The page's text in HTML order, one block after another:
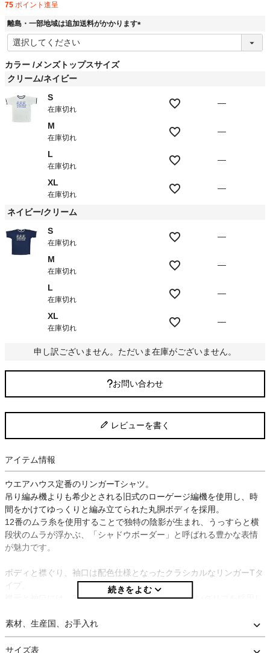
75 ポイント進呈
離島・一部地域は追加送料がかかります
(
カラー
メンズトップスサイズ
クリーム/ネイビー
S
在庫切れ
—
M
在庫切れ
—
L
在庫切れ
—
XL
在庫切れ
—
ネイビー/クリーム
S
在庫切れ
—
M
在庫切れ
—
L
在庫切れ
—
XL
在庫切れ
—
申し訳ございません。ただいま在庫がございません。
お問い合わせ
レビューを書く
アイテム情報
ウエアハウス定番のリンガーTシャツ。
吊り編み機よりも希少とされる旧式のローゲージ編機を使用し、時
間をかけてゆっくりと編み立てられた丸胴ボディを採用。
12番のムラ糸を使用することで独特の陰影が生まれ、うっすらと横
段状のムラが浮かぶ、「シャドウボーダー」と呼ばれる豊かな表情
が魅力です。
ボディと襟ぐり、袖口は配色仕様となったクラシカルなリンガーTタ
イプ。
襟元と袖口には、2本針で縫製された細めのパイピングリブを採用し
プリントは、クリームベースには染み込みプリントを採用してお
り、着用と洗濯を重ねることで自然な褪色が現れます。
素材、生産国、お手入れ
サイズ表